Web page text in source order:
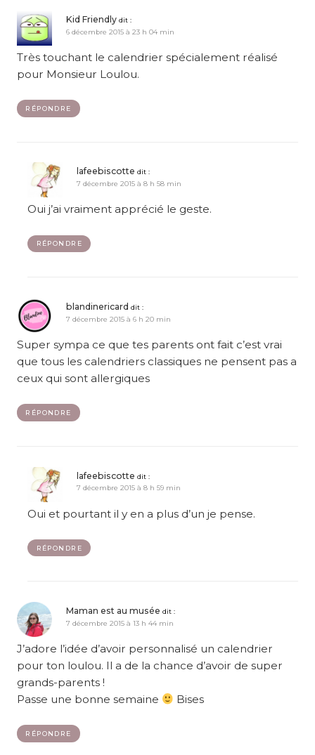
Kid Friendly dit :
6 décembre 2015 à 23 h 04 min
Très touchant le calendrier spécialement réalisé
pour Monsieur Loulou.
RÉPONDRE
lafeebiscotte dit :
7 décembre 2015 à 8 h 58 min
Oui j’ai vraiment apprécié le geste.
RÉPONDRE
blandinericard dit :
7 décembre 2015 à 6 h 20 min
Super sympa ce que tes parents ont fait c’est vrai
que tous les calendriers classiques ne pensent pas a
ceux qui sont allergiques
RÉPONDRE
lafeebiscotte dit :
7 décembre 2015 à 8 h 59 min
Oui et pourtant il y en a plus d’un je pense.
RÉPONDRE
Maman est au musée dit :
7 décembre 2015 à 13 h 44 min
J’adore l’idée d’avoir personnalisé un calendrier
pour ton loulou. Il a de la chance d’avoir de super
grands-parents !
Passe une bonne semaine
Bises
RÉPONDRE